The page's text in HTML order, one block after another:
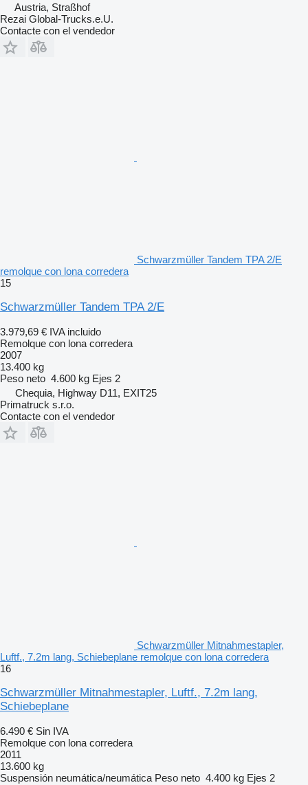
Austria, Straßhof
Rezai Global-Trucks.e.U.
Contacte con el vendedor
Schwarzmüller Tandem TPA 2/E
remolque con lona corredera
15
Schwarzmüller Tandem TPA 2/E
3.979,69 € IVA incluido
Remolque con lona corredera
2007
13.400 kg
Peso neto 4.600 kg Ejes 2
Chequia, Highway D11, EXIT25
Primatruck s.r.o.
Contacte con el vendedor
Schwarzmüller Mitnahmestapler,
Luftf., 7.2m lang, Schiebeplane remolque con lona corredera
16
Schwarzmüller Mitnahmestapler, Luftf., 7.2m lang,
Schiebeplane
6.490 € Sin IVA
Remolque con lona corredera
2011
13.600 kg
Suspensión neumática/neumática Peso neto 4.400 kg Ejes 2